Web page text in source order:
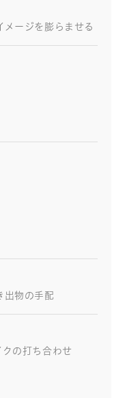
メージを膨らませる
出物の手配
の打ち合わせ